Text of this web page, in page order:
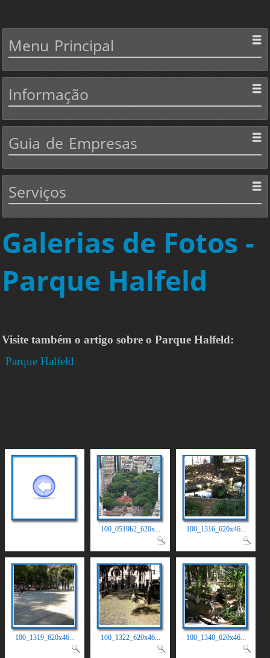
Menu Principal
Informação
Guia de Empresas
Serviços
Galerias de Fotos -
Parque Halfeld
Visite também o artigo sobre o Parque Halfeld:
Parque Halfeld
100_0519b2_620x... 100_1316_620x46...
100_1319_620x46... 100_1322_620x46... 100_1340_620x46...